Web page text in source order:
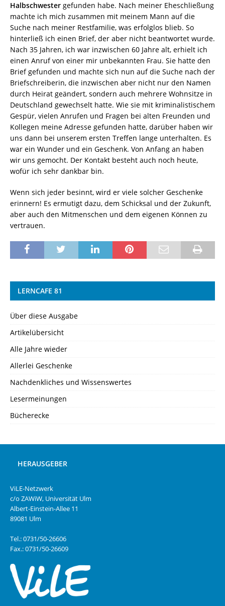
Halbschwester gefunden habe. Nach meiner Eheschließung
machte ich mich zusammen mit meinem Mann auf die
Suche nach meiner Restfamilie, was erfolglos blieb. So
hinterließ ich einen Brief, der aber nicht beantwortet wurde.
Nach 35 Jahren, ich war inzwischen 60 Jahre alt, erhielt ich
einen Anruf von einer mir unbekannten Frau. Sie hatte den
Brief gefunden und machte sich nun auf die Suche nach der
Briefschreiberin, die inzwischen aber nicht nur den Namen
durch Heirat geändert, sondern auch mehrere Wohnsitze in
Deutschland gewechselt hatte. Wie sie mit kriminalistischem
Gespür, vielen Anrufen und Fragen bei alten Freunden und
Kollegen meine Adresse gefunden hatte, darüber haben wir
uns dann bei unserem ersten Treffen lange unterhalten. Es
war ein Wunder und ein Geschenk. Von Anfang an haben
wir uns gemocht. Der Kontakt besteht auch noch heute,
wofür ich sehr dankbar bin.
Wenn sich jeder besinnt, wird er viele solcher Geschenke
erinnern! Es ermutigt dazu, dem Schicksal und der Zukunft,
aber auch den Mitmenschen und dem eigenen Können zu
vertrauen.
LERNCAFE 81
Über diese Ausgabe
Artikelübersicht
Alle Jahre wieder
Allerlei Geschenke
Nachdenkliches und Wissenswertes
Lesermeinungen
Bücherecke
HERAUSGEBER
ViLE-Netzwerk
c/o ZAWiW, Universität Ulm
Albert-Einstein-Allee 11
89081 Ulm
Tel.: 0731/50-26606
Fax.: 0731/50-26609